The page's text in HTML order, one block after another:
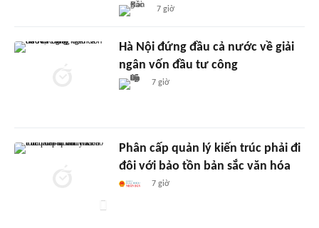
7 giờ
Hà Nội đứng đầu cả nước về giải
ngân vốn đầu tư công
7 giờ
Phân cấp quản lý kiến trúc phải đi
đôi với bảo tồn bản sắc văn hóa
7 giờ